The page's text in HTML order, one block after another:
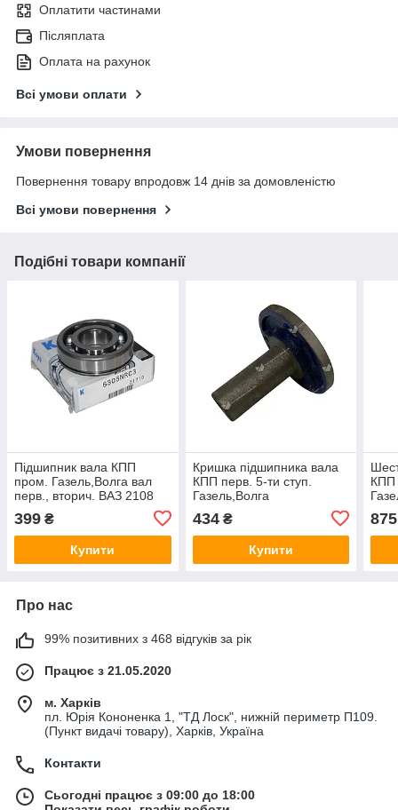
Оплатити частинами
Післяплата
Оплата на рахунок
Всі умови оплати
Умови повернення
Повернення товару впродовж 14 днів за домовленістю
Всі умови повернення
Подібні товари компанії
Пiдшипник вала КПП
пром. Газель,Волга вал
перв., вторич. ВАЗ 2108
KOYO,Japan) 50305
399 ₴
Купити
Кришка пiдшипника вала
КПП перв. 5-ти ступ.
Газель,Волга
Престиж) 31029-1701040
434₴
Купити
КПП
10
875
Про нас
99% позитивних з 468 відгуків за рік
Працює з 21.05.2020
м. Харків
пл. Юрія Кононенка 1, "ТД Лоск", нижній периметр П109.
(Пункт видачі товару), Харків, Україна
Контакти
Сьогодні працює з 09:00 до 18:00